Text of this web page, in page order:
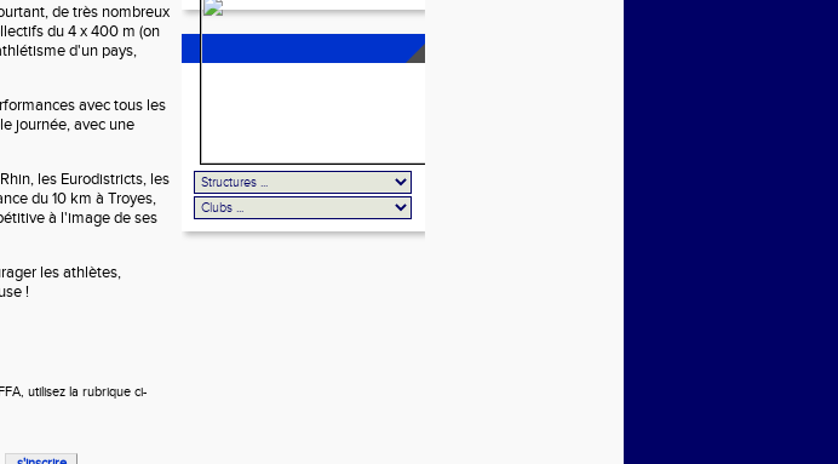
de très nombreux
du 4 x 400 m (on
d'un pays,
avec tous les
journée, avec une
les Eurodistricts, les
du 10 km à Troyes,
à l'image de ses
les athlètes,
!
utilisez la rubrique ci-
LES ESPACES